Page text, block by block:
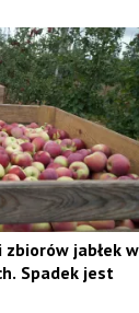
zbiorów jabłek w
Spadek jest